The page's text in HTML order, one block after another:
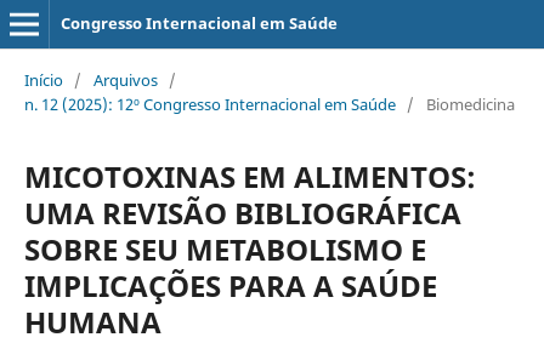
Congresso Internacional em Saúde
Início / Arquivos /
n. 12 (2025): 12º Congresso Internacional em Saúde / Biomedicina
MICOTOXINAS EM ALIMENTOS:
UMA REVISÃO BIBLIOGRÁFICA
SOBRE SEU METABOLISMO E
IMPLICAÇÕES PARA A SAÚDE
HUMANA